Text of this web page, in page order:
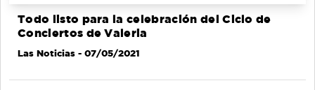
Todo listo para la celebración del Ciclo de
Conciertos de Valeria
Las Noticias - 07/05/2021